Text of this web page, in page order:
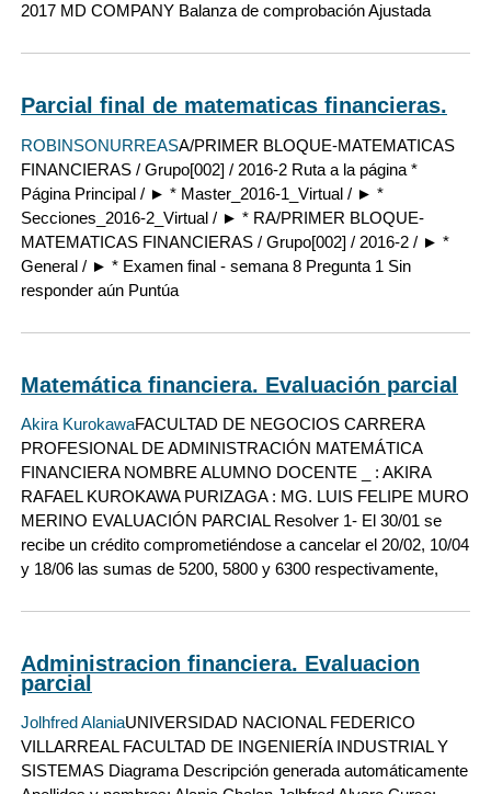
2017 MD COMPANY Balanza de comprobación Ajustada
Parcial final de matematicas financieras.
ROBINSONURREASA/PRIMER BLOQUE-MATEMATICAS
FINANCIERAS / Grupo[002] / 2016-2 Ruta a la página *
Página Principal / ► * Master_2016-1_Virtual / ► *
Secciones_2016-2_Virtual / ► * RA/PRIMER BLOQUE-
MATEMATICAS FINANCIERAS / Grupo[002] / 2016-2 / ► *
General / ► * Examen final - semana 8 Pregunta 1 Sin
responder aún Puntúa
Matemática financiera. Evaluación parcial
Akira KurokawaFACULTAD DE NEGOCIOS CARRERA
PROFESIONAL DE ADMINISTRACIÓN MATEMÁTICA
FINANCIERA NOMBRE ALUMNO DOCENTE _ : AKIRA
RAFAEL KUROKAWA PURIZAGA : MG. LUIS FELIPE MURO
MERINO EVALUACIÓN PARCIAL Resolver 1- El 30/01 se
recibe un crédito comprometiéndose a cancelar el 20/02, 10/04
y 18/06 las sumas de 5200, 5800 y 6300 respectivamente,
Administracion financiera. Evaluacion
parcial
Jolhfred AlaniaUNIVERSIDAD NACIONAL FEDERICO
VILLARREAL FACULTAD DE INGENIERÍA INDUSTRIAL Y
SISTEMAS Diagrama Descripción generada automáticamente